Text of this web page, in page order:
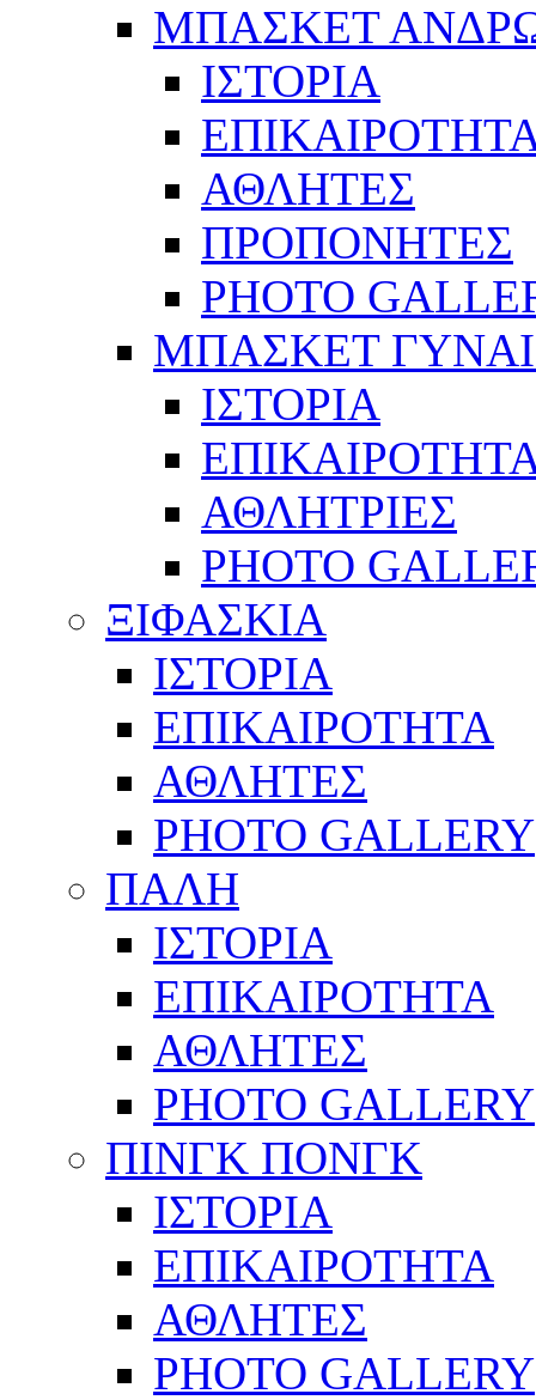
ΜΠΑΣΚΕΤ
ΙΣΤΟΡΙΑ
ΑΘΛΗΤΕΣ
ΠΡΟΠΟΝΗΤΕΣ
PHOTO
ΜΠΑΣΚΕΤ
ΙΣΤΟΡΙΑ
ΑΘΛΗΤΡΙΕΣ
PHOTO
ΞΙΦΑΣΚΙΑ
ΙΣΤΟΡΙΑ
ΕΠΙΚΑΙΡΟΤΗΤΑ
ΑΘΛΗΤΕΣ
PHOTO GALLERY
ΠΑΛΗ
ΙΣΤΟΡΙΑ
ΕΠΙΚΑΙΡΟΤΗΤΑ
ΑΘΛΗΤΕΣ
PHOTO GALLERY
ΠΙΝΓΚ ΠΟΝΓΚ
ΙΣΤΟΡΙΑ
ΕΠΙΚΑΙΡΟΤΗΤΑ
ΑΘΛΗΤΕΣ
PHOTO GALLERY